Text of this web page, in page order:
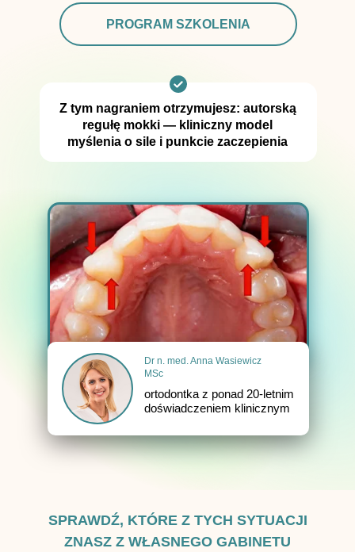
Dr n. med. Anna Wasiewicz
MSc
ortodontka z ponad 20-letnim
doświadczeniem klinicznym
PROGRAM SZKOLENIA
Z tym nagraniem otrzymujesz: autorską
regułę mokki — kliniczny model
myślenia o sile i punkcie zaczepienia
SPRAWDŹ, KTÓRE Z TYCH SYTUACJI
ZNASZ Z WŁASNEGO GABINETU